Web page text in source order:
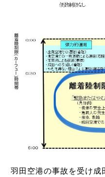
羽田空港の事故を受け成